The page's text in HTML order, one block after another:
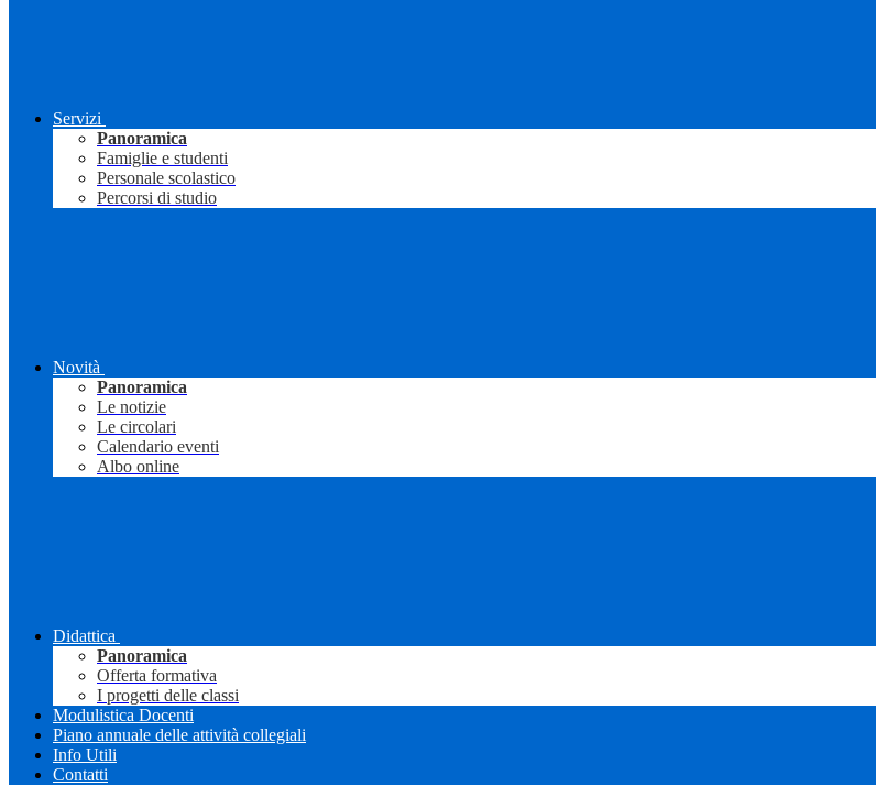
Servizi
Panoramica
Famiglie e studenti
Personale scolastico
Percorsi di studio
Novità
Panoramica
Le notizie
Le circolari
Calendario eventi
Albo online
Didattica
Panoramica
Offerta formativa
I progetti delle classi
Modulistica Docenti
Piano annuale delle attività collegiali
Info Utili
Contatti